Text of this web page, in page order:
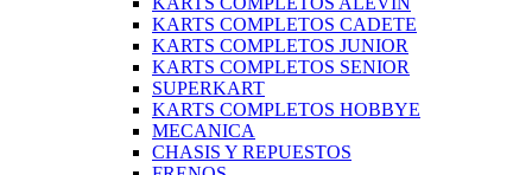
KARTS COMPLETOS CADETE
KARTS COMPLETOS JUNIOR
KARTS COMPLETOS SENIOR
SUPERKART
KARTS COMPLETOS HOBBYE
MECANICA
CHASIS Y REPUESTOS